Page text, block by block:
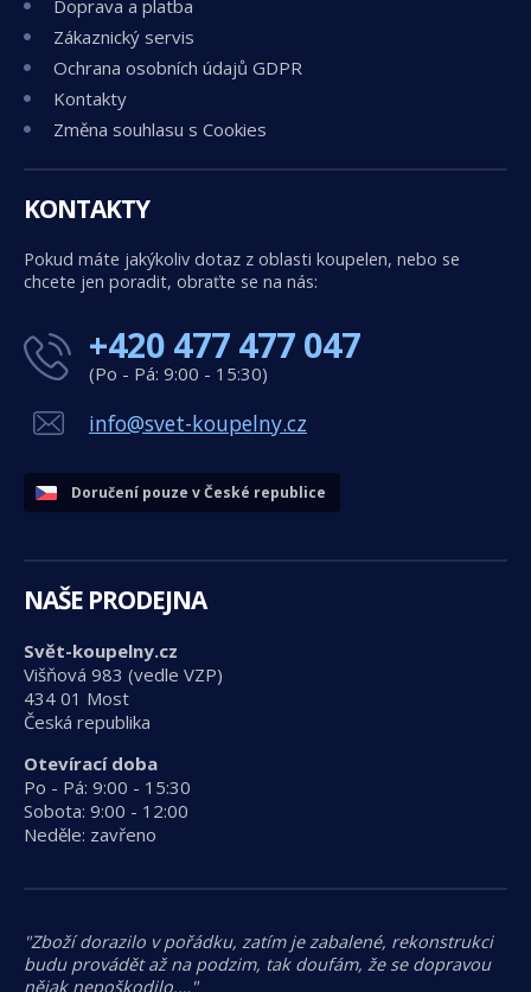
Doprava a platba
Zákaznický servis
Ochrana osobních údajů GDPR
Kontakty
Změna souhlasu s Cookies
KONTAKTY
Pokud máte jakýkoliv dotaz z oblasti koupelen, nebo se
chcete jen poradit, obraťte se na nás:
+420 477 477 047
(Po - Pá: 9:00 - 15:30)
info@svet-koupelny.cz
Doručení pouze v České republice
NAŠE PRODEJNA
Svět-koupelny.cz
Višňová 983 (vedle VZP)
434 01 Most
Česká republika
Otevírací doba
Po - Pá: 9:00 - 15:30
Sobota: 9:00 - 12:00
Neděle: zavřeno
"Zboží dorazilo v pořádku, zatím je zabalené, rekonstrukci
budu provádět až na podzim, tak doufám, že se dopravou
nějak nepoškodilo.…"